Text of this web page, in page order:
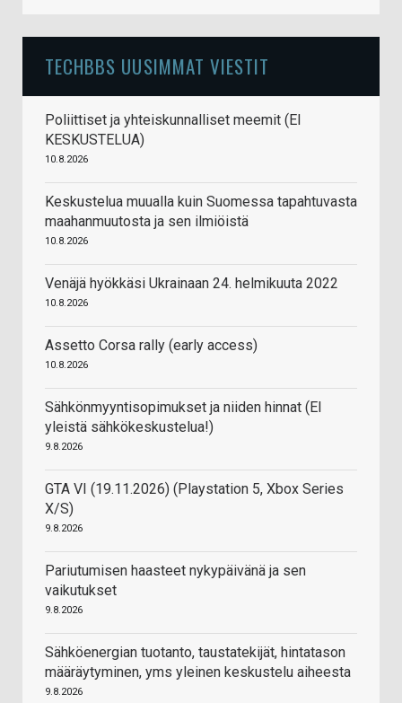
TECHBBS UUSIMMAT VIESTIT
Poliittiset ja yhteiskunnalliset meemit (EI
KESKUSTELUA)
10.8.2026
Keskustelua muualla kuin Suomessa tapahtuvasta
maahanmuutosta ja sen ilmiöistä
10.8.2026
Venäjä hyökkäsi Ukrainaan 24. helmikuuta 2022
10.8.2026
Assetto Corsa rally (early access)
10.8.2026
Sähkönmyyntisopimukset ja niiden hinnat (EI
yleistä sähkökeskustelua!)
9.8.2026
GTA VI (19.11.2026) (Playstation 5, Xbox Series
X/S)
9.8.2026
Pariutumisen haasteet nykypäivänä ja sen
vaikutukset
9.8.2026
Sähköenergian tuotanto, taustatekijät, hintatason
määräytyminen, yms yleinen keskustelu aiheesta
9.8.2026